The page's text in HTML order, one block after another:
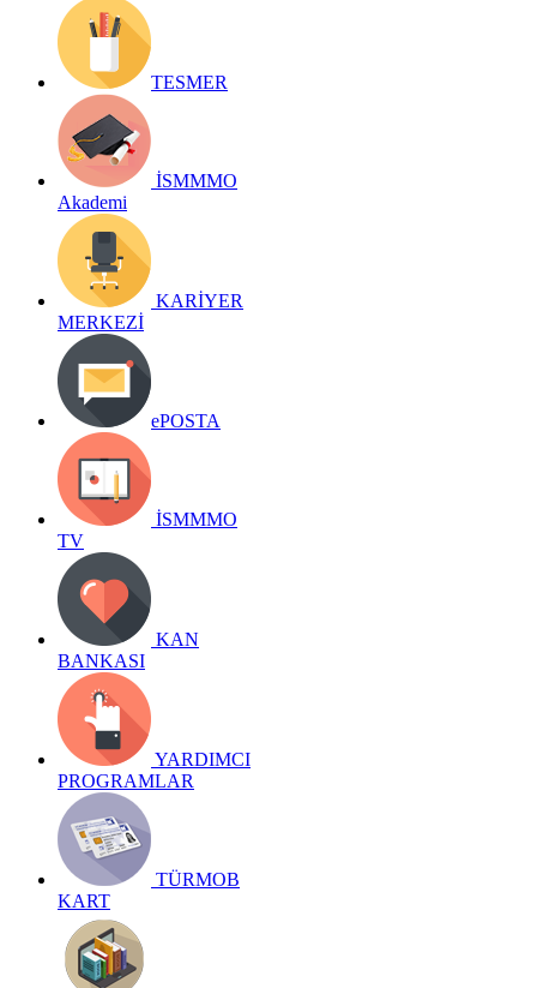
TESMER
İSMMMO
Akademi
KARİYER
MERKEZİ
ePOSTA
İSMMMO
TV
KAN
BANKASI
YARDIMCI
PROGRAMLAR
TÜRMOB
KART